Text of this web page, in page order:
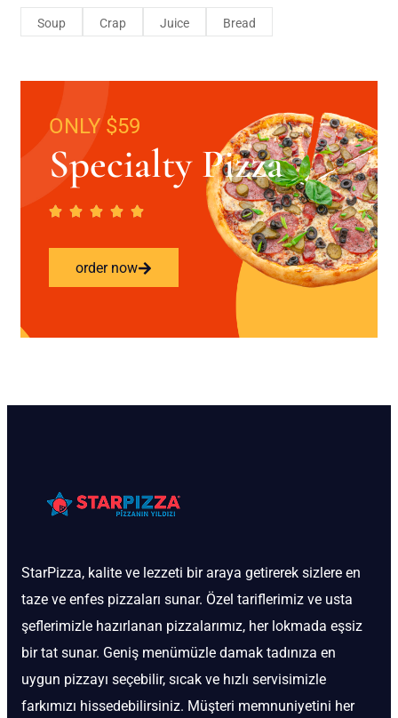
Soup Crap Juice Bread
ONLY $59
Specialty Pizza
order now
StarPizza, kalite ve lezzeti bir araya getirerek sizlere en
taze ve enfes pizzaları sunar. Özel tariflerimiz ve usta
şeflerimizle hazırlanan pizzalarımız, her lokmada eşsiz
bir tat sunar. Geniş menümüzle damak tadınıza en
uygun pizzayı seçebilir, sıcak ve hızlı servisimizle
farkımızı hissedebilirsiniz. Müşteri memnuniyetini her